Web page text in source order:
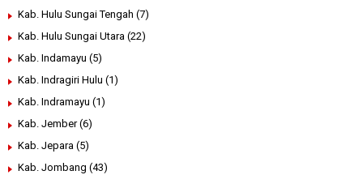
Kab. Hulu Sungai Tengah (7)
Kab. Hulu Sungai Utara (22)
Kab. Indamayu (5)
Kab. Indragiri Hulu (1)
Kab. Indramayu (1)
Kab. Jember (6)
Kab. Jepara (5)
Kab. Jombang (43)